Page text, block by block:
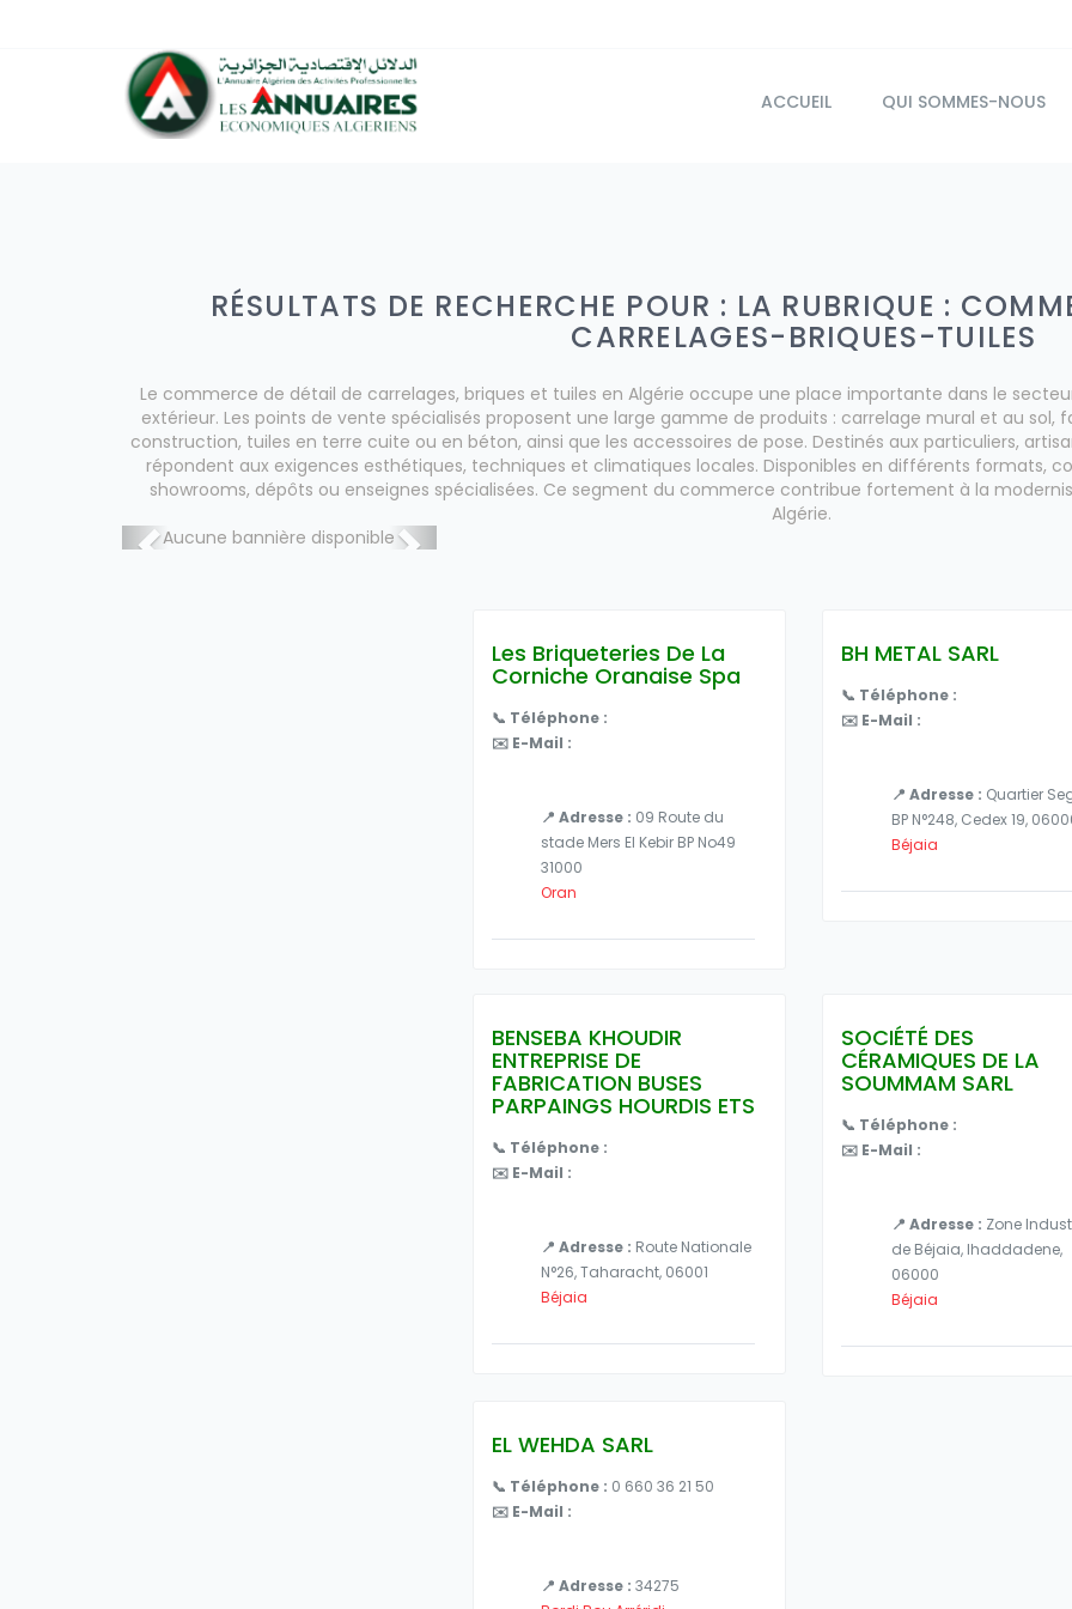
ACCUEIL QUI SOMMES-NOUS
RÉSULTATS DE RECHERCHE POUR : LA RUBRIQUE :
CARRELAGES-BRIQUES-TUILES
Le commerce de détail de carrelages, briques et tuiles en Algérie occupe une place importante dans le
extérieur. Les points de vente spécialisés proposent une large gamme de produits : carrelage mural et au sol,
construction, tuiles en terre cuite ou en béton, ainsi que les accessoires de pose. Destinés aux particuliers,
répondent aux exigences esthétiques, techniques et climatiques locales. Disponibles en différents formats,
showrooms, dépôts ou enseignes spécialisées. Ce segment du commerce contribue fortement à la
Algérie.
Aucune bannière disponible
Les Briqueteries De La
Corniche Oranaise Spa
📞 Téléphone :
✉️ E-Mail :
📍 Adresse : 09 Route du
stade Mers El Kebir BP No49
31000
Oran
BH METAL SARL
📞 Téléphone :
✉️ E-Mail :
📍 Adresse : Quartier
BP N°248, Cedex 19,
Béjaia
BENSEBA KHOUDIR
ENTREPRISE DE
FABRICATION BUSES
PARPAINGS HOURDIS ETS
📞 Téléphone :
✉️ E-Mail :
📍 Adresse : Route Nationale
N°26, Taharacht, 06001
Béjaia
SOCIÉTÉ DES
CÉRAMIQUES DE LA
SOUMMAM SARL
📞 Téléphone :
✉️ E-Mail :
📍 Adresse : Zone
de Béjaia, Ihaddadene,
06000
Béjaia
EL WEHDA SARL
📞 Téléphone : 0 660 36 21 50
✉️ E-Mail :
📍 Adresse : 34275